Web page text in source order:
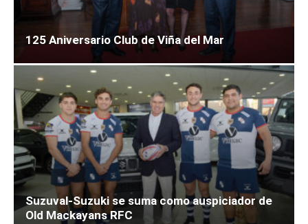
125 Aniversario Club de Viña del Mar
Suzuval-Suzuki se suma como auspiciador de
Old Mackayans RFC